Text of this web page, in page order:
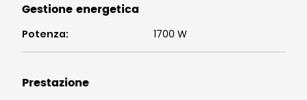
Gestione energetica
Potenza: 1700 W
Prestazione